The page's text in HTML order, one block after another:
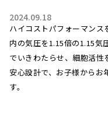
2024.09.18
ハイコストパフォーマン
内の気圧を1.15倍の1.15気
でいきわたらせ、細胞活性
安心設計で、お子様からお
す。